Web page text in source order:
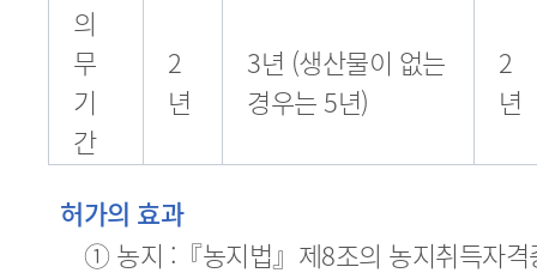
의
무
기
간
2
년
3년 (생산물이 없는
경우는 5년)
2
년
허가의 효과
① 농지 :『농지법』제8조의 농지취득자격